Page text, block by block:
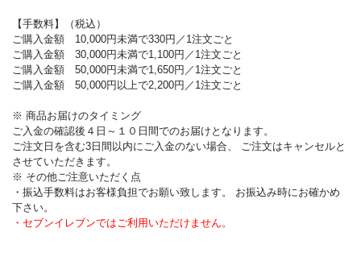
【手数料】（税込）
ご購入金額 10,000円未満で330円／1注文ごと
ご購入金額 30,000円未満で1,100円／1注文ごと
ご購入金額 50,000円未満で1,650円／1注文ごと
ご購入金額 50,000円以上で2,200円／1注文ごと
※ 商品お届けのタイミング
ご入金の確認後４日～１０日間でのお届けとなります。
ご注文日を含む3日間以内にご入金のない場合、 ご注文はキャンセルと
させていただきます。
※ その他ご注意いただく点
・振込手数料はお客様負担でお願い致します。 お振込み時にお確かめ
下さい。
・セブンイレブンではご利用いただけません。